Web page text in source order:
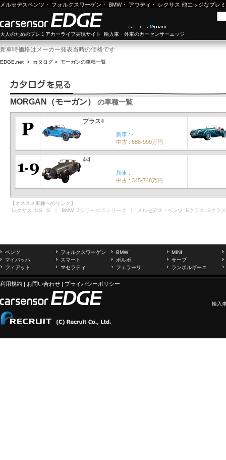
メルセデスベンツ ・ フォルクスワーゲン ・ BMW・ アウディ ・ レクサス 他エッジなプレ
大人のためのプレミアカーライフ実現サイト 輸入車・外車のカーセンサーエッジ
新車時価格はメーカー発表当時の価格です
EDGE.net > カタログ > モーガンの車種一覧
MORGAN（モーガン） の車種一覧
プラス4
新車 : -
中古 : 688-990万円
4/4
新車 : -
中古 : 345-748万円
【オススメ車種へのリンク】
レクサス GS IS ｜ BMW 3シリーズ 5シリーズ ｜ メルセデス・ベンツ Eクラス Sクラス
ベンツ フォルクスワーゲン BMW
MINI
マイバッハ
スマート ボルボ
サーブ
フィアット
マセラティ フェラーリ ランボルギーニ
利用規約 | お問い合わせ | プライバシーポリシー
輸入